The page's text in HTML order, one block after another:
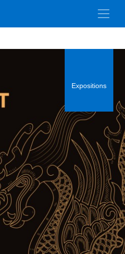
Expositions